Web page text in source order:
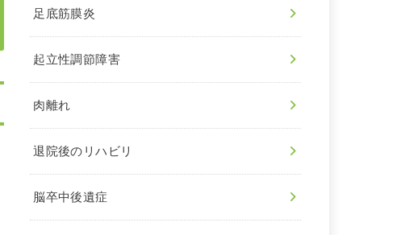
足底筋膜炎
起立性調節障害
肉離れ
退院後のリハビリ
脳卒中後遺症